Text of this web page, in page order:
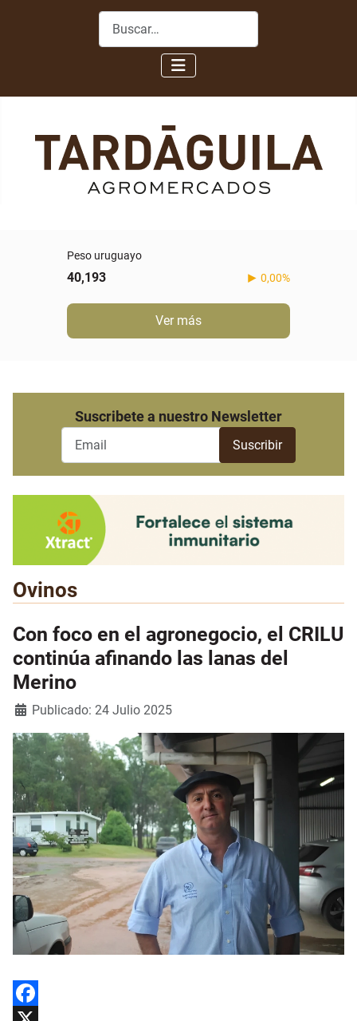
Buscar
Peso uruguayo
40,193 0,00%
Ver más
Suscribete a nuestro Newsletter
Ovinos
Con foco en el agronegocio, el CRILU
continúa afinando las lanas del
Merino
Detalles
Publicado: 24 Julio 2025